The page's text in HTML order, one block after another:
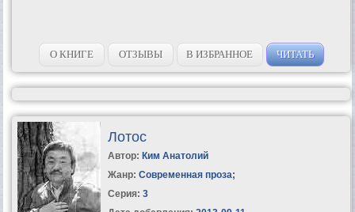
О КНИГЕ ОТЗЫВЫ В ИЗБРАННОЕ ЧИТАТЬ
Лотос
Автор: Ким Анатолий
Жанр: Современная проза;
Серия: 3